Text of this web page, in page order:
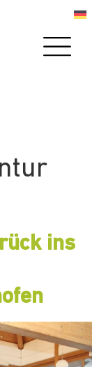
ins